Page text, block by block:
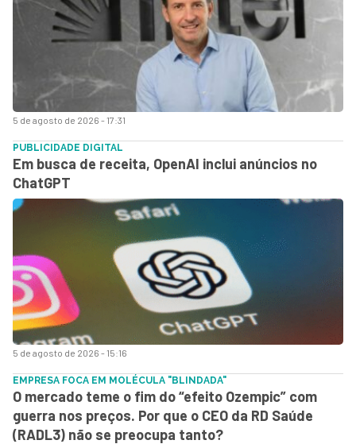
5 de agosto de 2026 - 17:31
5 de agosto de 2026 - 15:16
PUBLICIDADE DIGITAL
Em busca de receita, OpenAI inclui anúncios no
ChatGPT
EMPRESA FOCA EM MOLÉCULA "BLINDADA"
O mercado teme o fim do “efeito Ozempic” com
guerra nos preços. Por que o CEO da RD Saúde
(RADL3) não se preocupa tanto?